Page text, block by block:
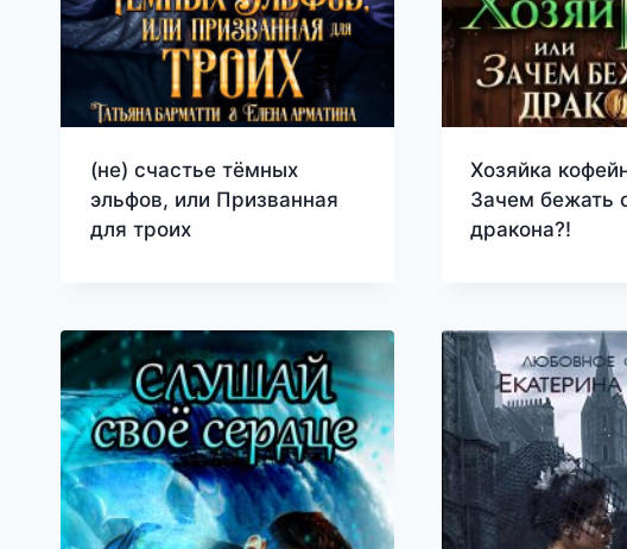
(не) счастье тёмных
эльфов, или Призванная
для троих
Хозяйка
Зачем бежать
дракона?!